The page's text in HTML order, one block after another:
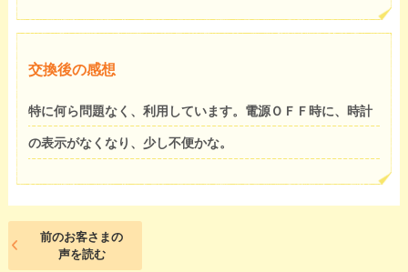
交換後の感想
特に何ら問題なく、利用しています。電源ＯＦＦ時に、時計
の表示がなくなり、少し不便かな。
前のお客さまの
声を読む